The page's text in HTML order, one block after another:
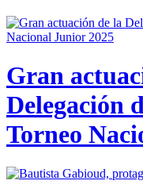
Gran
Delegación
Torneo